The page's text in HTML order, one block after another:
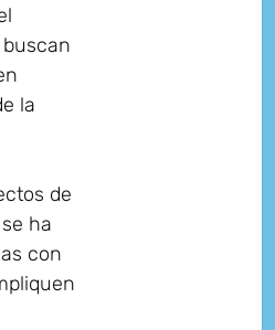
la
de
ha
con